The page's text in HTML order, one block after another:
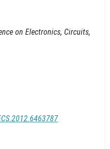
on Electronics, Circuits,